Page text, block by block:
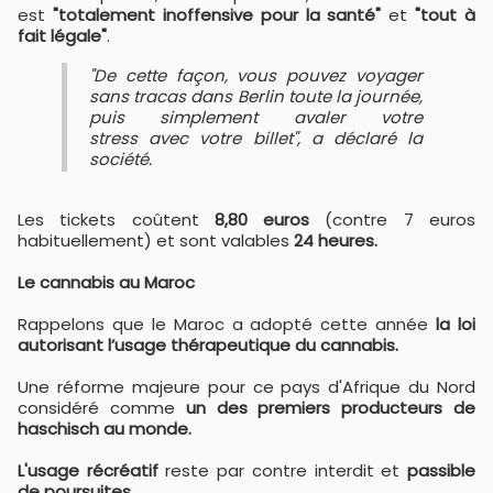
est "totalement inoffensive pour la santé" et"tout à
fait légale".
"De cette façon, vous pouvez voyager
sans tracas dans Berlin toute la journée,
puis simplement avaler votre
stress avec votre billet", a déclaré la
société.
Les tickets coûtent 8,80 euros (contre 7 euros
habituellement) et sont valables 24 heures.
Le cannabis au Maroc
Rappelons que le Maroc a adopté cette année la loi
autorisant l’usage thérapeutique du cannabis.
Une réforme majeure pour ce pays d'Afrique du Nord
considéré comme un des premiers producteurs de
haschisch au monde.
L'usage récréatifreste par contre interdit etpassible